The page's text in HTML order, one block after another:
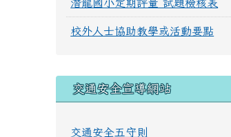
潛龍國小定期評量 試題檢核表
校外人士協助教學或活動要點
交通安全宣導網站
交通安全五守則